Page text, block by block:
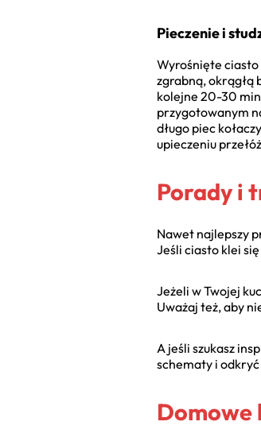
Pieczenie i
Wyrośnięte ciasto
zgrabną, okrągłą
kolejne 20-30
przygotowanym
długo piec
upieczeniu
Porady i
Nawet najlepszy
Jeśli ciasto klei
Jeżeli w Twojej
Uważaj też, aby
A jeśli szukasz
schematy i odkryć
Domowe